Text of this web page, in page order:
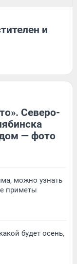
и
Северо-
— фото
можно узнать
приметы
будет осень,